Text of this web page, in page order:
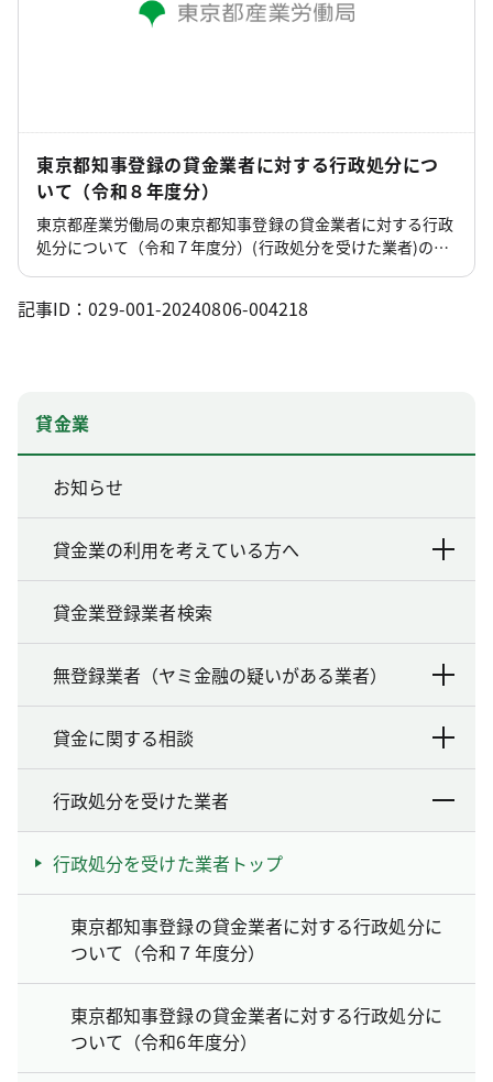
東京都知事登録の貸金業者に対する行政処分につ
いて（令和８年度分）
東京都産業労働局の東京都知事登録の貸金業者に対する行政
処分について（令和７年度分）(行政処分を受けた業者)のペ
記事ID：029-001-20240806-004218
貸金業
お知らせ
貸金業の利用を考えている方へ
貸金業登録業者検索
無登録業者（ヤミ金融の疑いがある業者）
貸金に関する相談
行政処分を受けた業者
行政処分を受けた業者トップ
東京都知事登録の貸金業者に対する行政処分に
ついて（令和７年度分）
東京都知事登録の貸金業者に対する行政処分に
ついて（令和6年度分）